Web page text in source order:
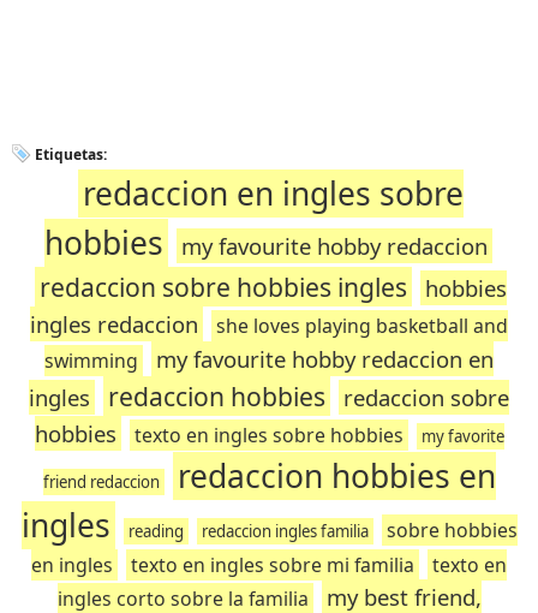
Etiquetas:
redaccion en ingles sobre
hobbies
my favourite hobby redaccion
redaccion sobre hobbies ingles
hobbies
ingles redaccion
she loves playing basketball and
swimming
my favourite hobby redaccion en
ingles
redaccion hobbies
redaccion sobre
hobbies
texto en ingles sobre hobbies my favorite
friend redaccion
redaccion hobbies en
ingles
reading redaccion ingles familia
sobre hobbies
en ingles
texto en ingles sobre mi familia
texto en
ingles corto sobre la familia
my best friend,